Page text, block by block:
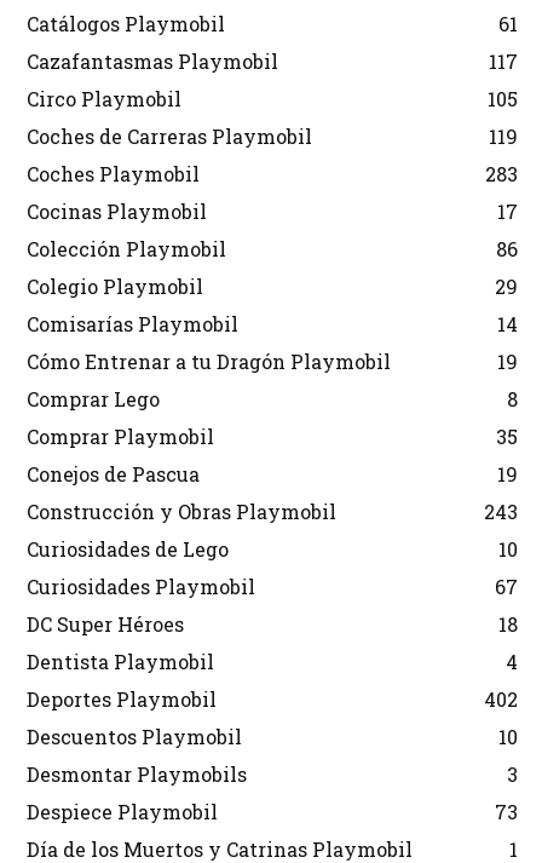
Catálogos Playmobil
61
Cazafantasmas Playmobil
117
Circo Playmobil
105
Coches de Carreras Playmobil
119
Coches Playmobil
283
Cocinas Playmobil
17
Colección Playmobil
86
Colegio Playmobil
29
Comisarías Playmobil
14
Cómo Entrenar a tu Dragón Playmobil
19
Comprar Lego
8
Comprar Playmobil
35
Conejos de Pascua
19
Construcción y Obras Playmobil
243
Curiosidades de Lego
10
Curiosidades Playmobil
67
DC Super Héroes
18
Dentista Playmobil
4
Deportes Playmobil
402
Descuentos Playmobil
10
Desmontar Playmobils
3
Despiece Playmobil
73
Día de los Muertos y Catrinas Playmobil
1